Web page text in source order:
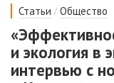
Статьи / Общество
и экология в
интервью с